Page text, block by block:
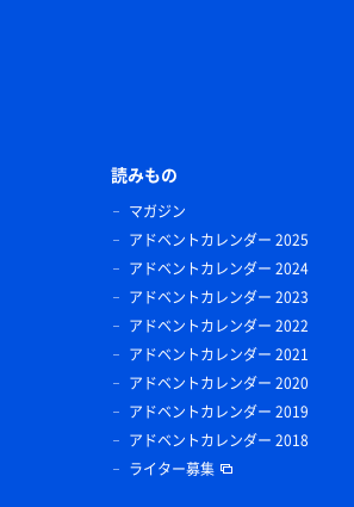
読みもの
マガジン
アドベントカレンダー 2025
アドベントカレンダー 2024
アドベントカレンダー 2023
アドベントカレンダー 2022
アドベントカレンダー 2021
アドベントカレンダー 2020
アドベントカレンダー 2019
アドベントカレンダー 2018
ライター募集